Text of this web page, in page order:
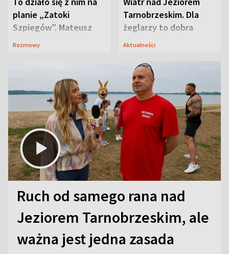
planie „Zatoki
Szpiegów”. Mateusz
Janicki odsłonił
Rozmowy
Tarnobrzeskim. Dla
żeglarzy to dobra
wiadomość
Aktualności
Ruch od samego rana nad
Jeziorem Tarnobrzeskim, ale
ważna jest jedna zasada